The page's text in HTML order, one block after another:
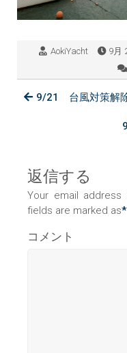
AokiYacht 9月
9/21 台風対策解
返信する
Your email
fields are marked as*
コメント